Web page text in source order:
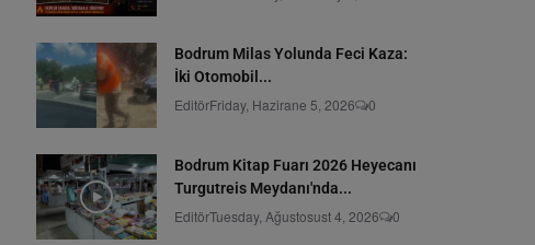
Bodrum Milas Yolunda Feci Kaza:
İki Otomobil...
EditörFriday, Hazirane 5, 2026 0
Bodrum Kitap Fuarı 2026 Heyecanı
Turgutreis Meydanı'nda...
EditörTuesday, Ağustosust 4, 2026 0